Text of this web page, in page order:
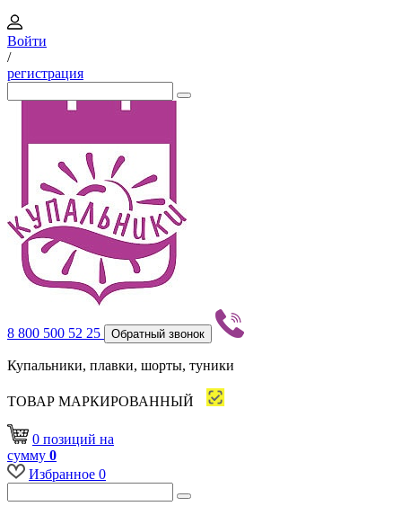
Войти
/
регистрация
8 800 500 52 25 Обратный звонок
Купальники, плавки, шорты, туники
ТОВАР МАРКИРОВАННЫЙ
0 позиций на
сумму 0
Избранное 0